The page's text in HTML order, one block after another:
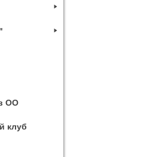
ОО
клуб